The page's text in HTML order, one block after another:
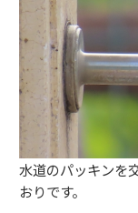
水道のパッキンを
おりです。